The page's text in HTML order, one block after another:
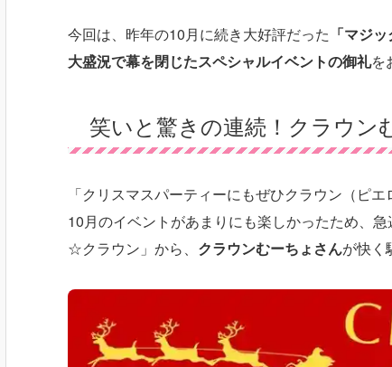
今回は、昨年の10月に続き大好評だった 「マジ
大盛況で幕を閉じたスペシャルイベントの御礼を
笑いと驚きの連続！クラウン
「クリスマスパーティーにもぜひクラウン（ピエ
10月のイベントがあまりにも楽しかったため、
☆クラウン」から、 クラウンむーちょさんが快く